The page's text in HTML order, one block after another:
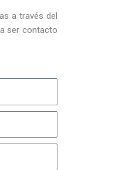
a través del
ser contacto